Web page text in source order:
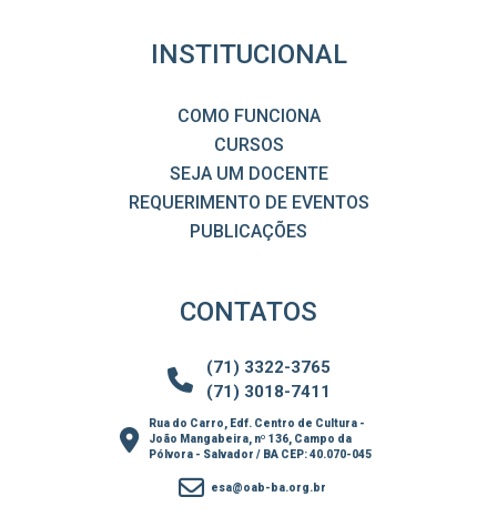
INSTITUCIONAL
COMO FUNCIONA
CURSOS
SEJA UM DOCENTE
REQUERIMENTO DE EVENTOS
PUBLICAÇÕES
CONTATOS
(71) 3322-3765
(71) 3018-7411
Rua do Carro, Edf. Centro de Cultura -
João Mangabeira, nº 136, Campo da
Pólvora - Salvador / BA CEP: 40.070-045
esa@oab-ba.org.br